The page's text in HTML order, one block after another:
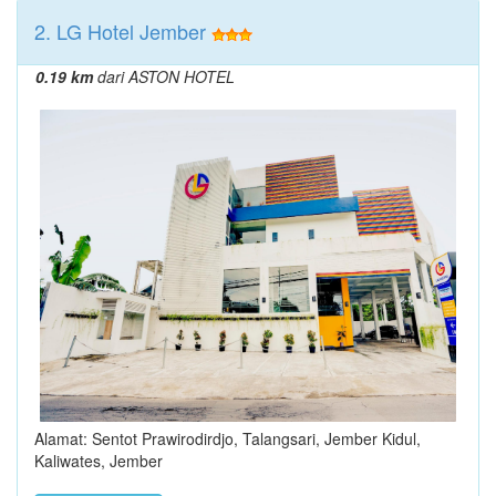
2. LG Hotel Jember
0.19 kmdari ASTON HOTEL
Alamat: Sentot Prawirodirdjo, Talangsari, Jember Kidul,
Kaliwates, Jember